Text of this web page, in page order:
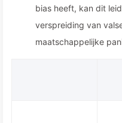
bias heeft, kan dit
verspreiding van
maatschappelijke